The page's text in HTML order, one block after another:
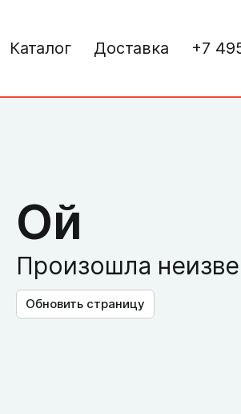
Каталог Доставка +7
Ой
Произошла
Обновить страницу